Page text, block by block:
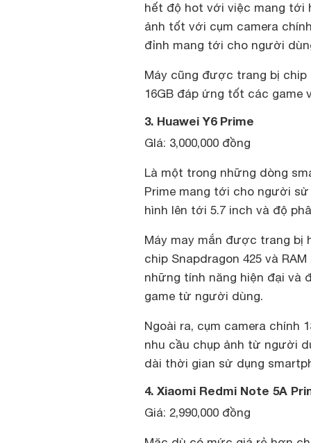
hết độ hot với việc mang tới
ảnh tốt với cụm camera
đỉnh mang tới cho người
Máy cũng được trang bị chip
16GB đáp ứng tốt các game
3. Huawei Y6 Prime
GIá: 3,000,000 đồng
Là một trong những dòng
Prime mang tới cho người
hình lên tới 5.7 inch và độ
Máy may mắn được trang bị
chip Snapdragon 425 và
những tính năng hiện đại và
game từ người dùng.
Ngoài ra, cụm camera chính
nhu cầu chụp ảnh từ người
dài thời gian sử dụng
4. Xiaomi Redmi Note 5A
Giá: 2,990,000 đồng